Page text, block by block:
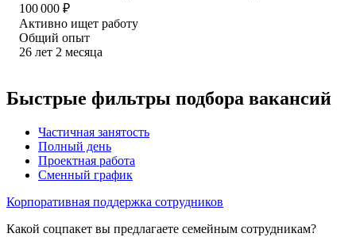
100 000 ₽
Активно ищет работу
Общий опыт
26 лет 2 месяца
Быстрые фильтры подбора вакансий
Частичная занятость
Полный день
Проектная работа
Сменный график
Корпоративная поддержка сотрудников
Какой соцпакет вы предлагаете семейным сотрудникам?